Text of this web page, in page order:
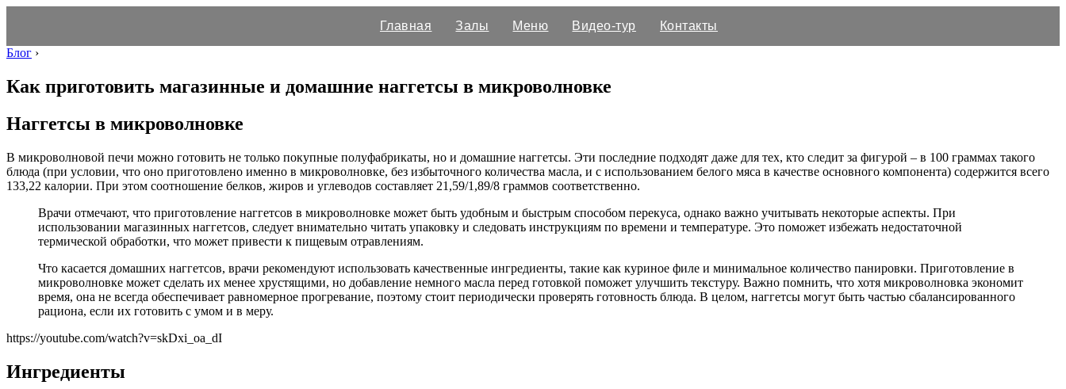
Главная Залы Меню Видео-тур
Контакты
Блог ›
Как приготовить магазинные и домашние наггетсы в микроволновке
Наггетсы в микроволновке
В микроволновой печи можно готовить не только покупные полуфабрикаты, но и домашние наггетсы. Эти последние подходят даже для тех, кто следит за фигурой – в 100 граммах такого
блюда (при условии, что оно приготовлено именно в микроволновке, без избыточного количества масла, и с использованием белого мяса в качестве основного компонента) содержится всего
133,22 калории. При этом соотношение белков, жиров и углеводов составляет 21,59/1,89/8 граммов соответственно.
Врачи отмечают, что приготовление наггетсов в микроволновке может быть удобным и быстрым способом перекуса, однако важно учитывать некоторые аспекты. При
использовании магазинных наггетсов, следует внимательно читать упаковку и следовать инструкциям по времени и температуре. Это поможет избежать недостаточной
термической обработки, что может привести к пищевым отравлениям.
Что касается домашних наггетсов, врачи рекомендуют использовать качественные ингредиенты, такие как куриное филе и минимальное количество панировки. Приготовление в
микроволновке может сделать их менее хрустящими, но добавление немного масла перед готовкой поможет улучшить текстуру. Важно помнить, что хотя микроволновка экономит
время, она не всегда обеспечивает равномерное прогревание, поэтому стоит периодически проверять готовность блюда. В целом, наггетсы могут быть частью сбалансированного
рациона, если их готовить с умом и в меру.
https://youtube.com/watch?v=skDxi_oa_dI
Ингредиенты